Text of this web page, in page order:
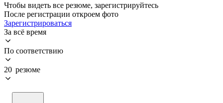
Чтобы видеть все резюме, зарегистрируйтесь
После регистрации откроем фото
Зарегистрироваться
За всё время
По соответствию
20 резюме